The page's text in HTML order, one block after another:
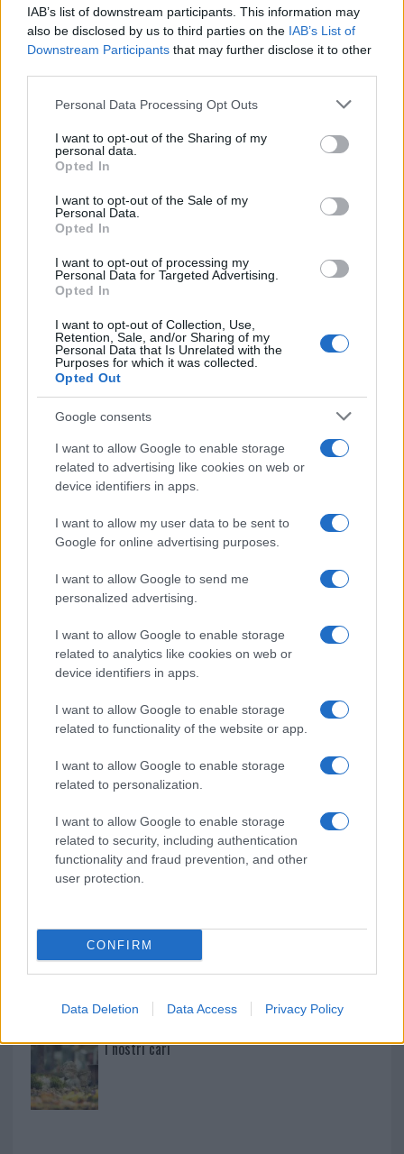
IAB’s list of downstream participants. This information may
also be disclosed by us to third parties on the IAB’s List of
Downstream Participants that may further disclose it to other
Please note that this website/app uses one or more Google
not limited to your visit or usage behaviour. You may click to
grant or deny consent to Google and its third-party tags to
use your data for below specified purposes in below Google
consent section.
Personal Data Processing Opt Outs
I want to opt-out of the Sharing of my
personal data.
Opted In
I want to opt-out of the Sale of my
Personal Data.
Opted In
I want to opt-out of processing my
Personal Data for Targeted Advertising.
Opted In
I want to opt-out of Collection, Use,
Retention, Sale, and/or Sharing of my
Personal Data that Is Unrelated with the
Purposes for which it was collected.
Opted Out
Google consents
I want to allow Google to enable storage
related to advertising like cookies on web or
device identifiers in apps.
I want to allow my user data to be sent to
Google for online advertising purposes.
I want to allow Google to send me
personalized advertising.
I want to allow Google to enable storage
related to analytics like cookies on web or
device identifiers in apps.
I want to allow Google to enable storage
related to functionality of the website or app.
I want to allow Google to enable storage
related to personalization.
I want to allow Google to enable storage
related to security, including authentication
functionality and fraud prevention, and other
user protection.
CONFIRM
Data Deletion Data Access Privacy Policy
Strada Sassari-Olbia, incidente all’alba: ferito il
conducente
Eventi in Gallura, da Jovanotti alla zuppa
gallurese: gli appuntamenti da non perdere
Lettini e arredi abusivi sulla spiaggia libera,
sequestri a Olbia e Arzachena
È morto Francesco Guccini, il maestro che si
NECROLOGIE
Don Piero Scano
I nostri cari
Maria Satta
I nostri cari
I nostri cari